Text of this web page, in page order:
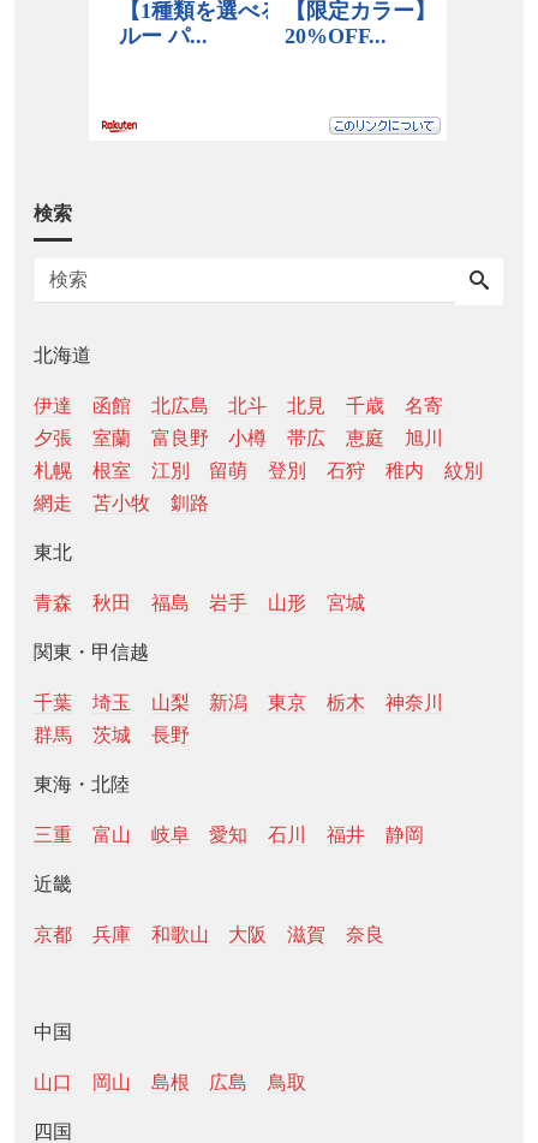
検索
北海道
伊達 函館 北広島 北斗 北見 千歳
名寄
夕張
室蘭 富良野 小樽 帯広 恵庭
旭川
札幌
根室 江別 留萌 登別 石狩 稚内
紋別
網走
苫小牧 釧路
東北
青森 秋田 福島 岩手 山形 宮城
関東・甲信越
千葉 埼玉 山梨 新潟 東京 栃木
神奈川
群馬
茨城 長野
東海・北陸
三重 富山 岐阜 愛知 石川 福井 静岡
近畿
京都 兵庫 和歌山 大阪 滋賀 奈良
中国
山口 岡山 島根 広島 鳥取
四国